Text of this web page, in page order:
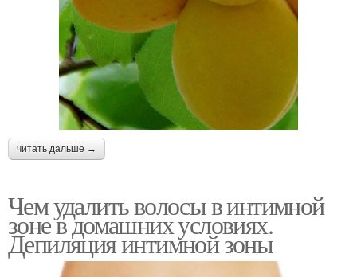
читать дальше →
Чем удалить волосы в интимной
зоне в домашних условиях.
Депиляция интимной зоны